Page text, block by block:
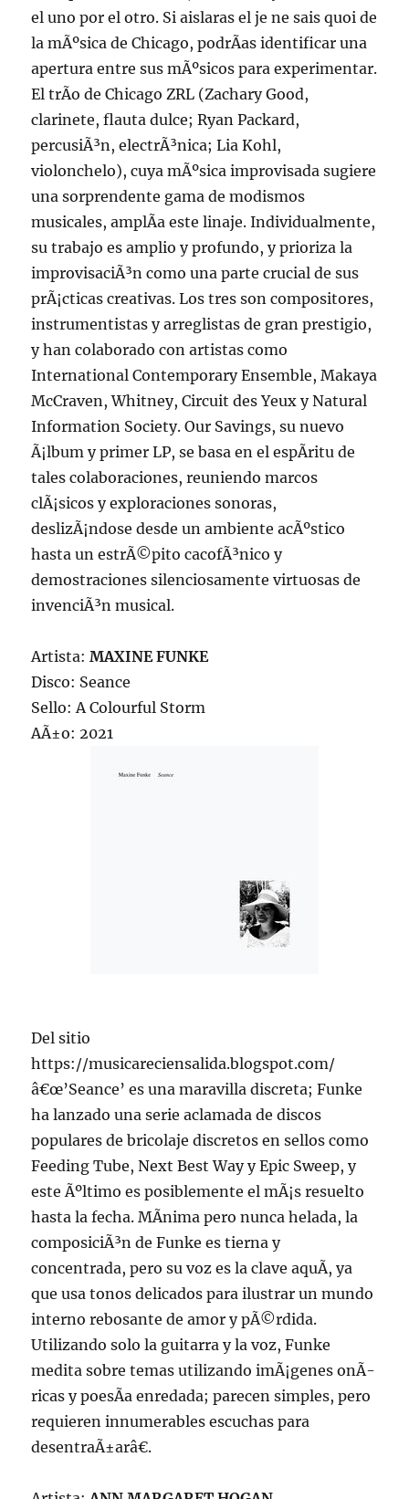
el uno por el otro. Si aislaras el je ne sais quoi de
la mÃºsica de Chicago, podrÃ­as identificar una
apertura entre sus mÃºsicos para experimentar.
El trÃ­o de Chicago ZRL (Zachary Good,
clarinete, flauta dulce; Ryan Packard,
percusiÃ³n, electrÃ³nica; Lia Kohl,
violonchelo), cuya mÃºsica improvisada sugiere
una sorprendente gama de modismos
musicales, amplÃ­a este linaje. Individualmente,
su trabajo es amplio y profundo, y prioriza la
improvisaciÃ³n como una parte crucial de sus
prÃ¡cticas creativas. Los tres son compositores,
instrumentistas y arreglistas de gran prestigio,
y han colaborado con artistas como
International Contemporary Ensemble, Makaya
McCraven, Whitney, Circuit des Yeux y Natural
Information Society. Our Savings, su nuevo
Ã¡lbum y primer LP, se basa en el espÃ­ritu de
tales colaboraciones, reuniendo marcos
clÃ¡sicos y exploraciones sonoras,
deslizÃ¡ndose desde un ambiente acÃºstico
hasta un estrÃ©pito cacofÃ³nico y
demostraciones silenciosamente virtuosas de
invenciÃ³n musical.
Artista:MAXINE FUNKE
Disco: Seance
Sello: A Colourful Storm
AÃ±o: 2021
Del sitio
https://musicareciensalida.blogspot.com/
â€œ’Seance’ es una maravilla discreta; Funke
ha lanzado una serie aclamada de discos
populares de bricolaje discretos en sellos como
Feeding Tube, Next Best Way y Epic Sweep, y
este Ãºltimo es posiblemente el mÃ¡s resuelto
hasta la fecha. MÃ­nima pero nunca helada, la
composiciÃ³n de Funke es tierna y
concentrada, pero su voz es la clave aquÃ­, ya
que usa tonos delicados para ilustrar un mundo
interno rebosante de amor y pÃ©rdida.
Utilizando solo la guitarra y la voz, Funke
medita sobre temas utilizando imÃ¡genes onÃ­
ricas y poesÃ­a enredada; parecen simples, pero
requieren innumerables escuchas para
desentraÃ±arâ€.